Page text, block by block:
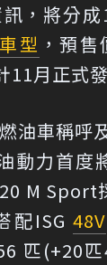
，將分
車型 ，預
11月正式
油車稱呼
動力首度
M Sport
配ISG 48V
匹(+20